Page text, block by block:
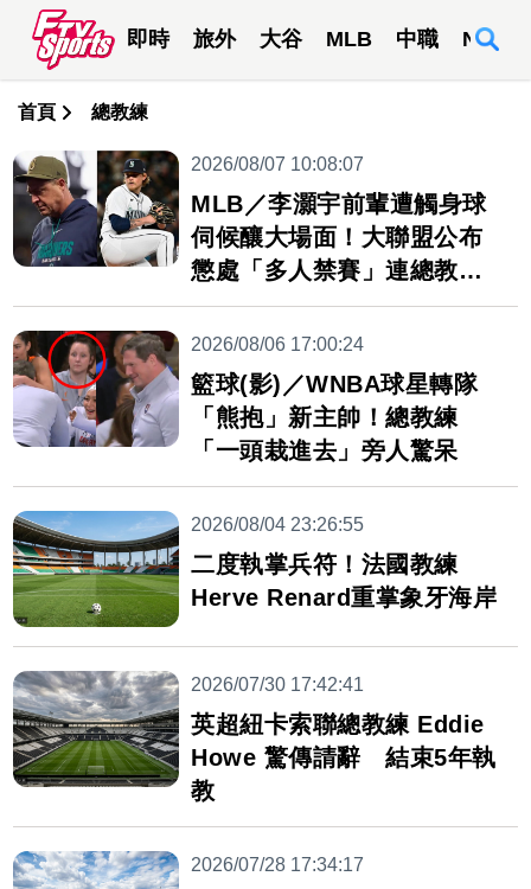
即時 旅外 大谷 MLB 中職 NBA
首頁 總教練
2026/08/07 10:08:07
MLB／李灝宇前輩遭觸身球
伺候釀大場面！大聯盟公布
懲處「多人禁賽」連總教練
都遭殃
2026/08/06 17:00:24
籃球(影)／WNBA球星轉隊
「熊抱」新主帥！總教練
「一頭栽進去」旁人驚呆
2026/08/04 23:26:55
二度執掌兵符！法國教練
Herve Renard重掌象牙海岸
2026/07/30 17:42:41
英超紐卡索聯總教練 Eddie
Howe 驚傳請辭 結束5年執
教
2026/07/28 17:34:17